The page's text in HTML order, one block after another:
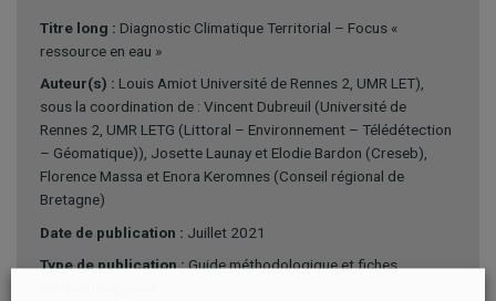
Titre long : Diagnostic Climatique Territorial – Focus «
ressource en eau »
Auteur(s) : Louis Amiot Université de Rennes 2, UMR LET),
sous la coordination de : Vincent Dubreuil (Université de
Rennes 2, UMR LETG (Littoral – Environnement – Télédétection
– Géomatique)), Josette Launay et Elodie Bardon (Creseb),
Florence Massa et Enora Keromnes (Conseil régional de
Bretagne)
Date de publication : Juillet 2021
Type de publication :Guide méthodologique et fiches